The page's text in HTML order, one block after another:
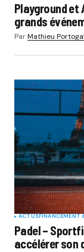
Playground et
grands
ParMathieu
ACTUSFINANCEMENT
Padel –
accélérer son